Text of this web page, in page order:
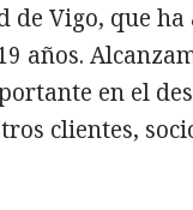
de Vigo, que
años.
en el
clientes,